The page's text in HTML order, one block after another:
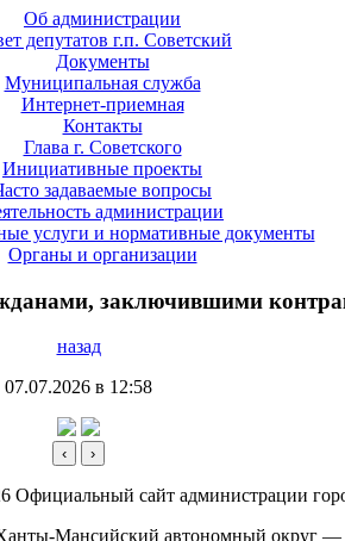
Об администрации
депутатов г.п. Советский
Документы
Муниципальная служба
Интернет-приемная
Контакты
Глава г. Советского
Инициативные проекты
задаваемые вопросы
администрации
услуги и нормативные документы
Органы и организации
заключившими
назад
07.07.2026 в 12:58
‹ ›
Официальный сайт администрации
Мансийский автономный округ